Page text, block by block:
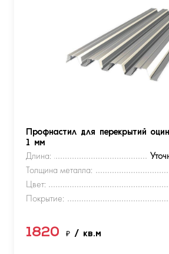
Профнастил для перекрытий
1 мм
Длина:
Толщина металла:
Цвет:
Покрытие:
1820 ₽ / кв.м